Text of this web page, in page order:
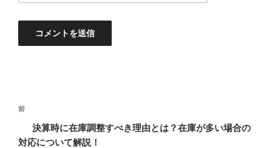
稿
ナ
過
の
前
決算時に在庫調整すべき理由とは？在庫が多い場合の
対応について解説！